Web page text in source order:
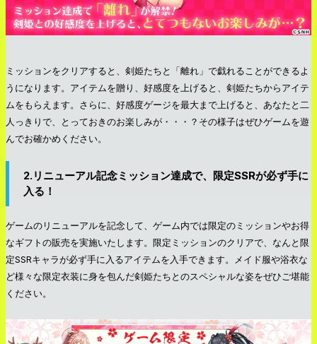
ミッションをクリアすると、剣姫たちと「離れ」で戯れることができるよ
うになります。アイテムを贈り、好感度を上げると、剣姫たちからアイテ
ムをもらえます。さらに、好感度ゲージを最大まで上げると、あなたと二
人っきりで、とっておきのお楽しみが・・・？その様子はぜひゲームを遊
んでお確かめください。
2.リニューアル記念ミッション達成で、限定SSRが必ず手に
入る！
ゲームのリニューアルを記念して、ゲーム内では限定のミッションやお得
なギフトの販売を実施いたします。限定ミッションのクリアで、なんと限
定SSRキャラが必ず手に入るアイテムを入手できます。メイド服や浴衣な
ど様々な限定衣装に身を包んだ剣姫たちとのスペシャルな姿をぜひご堪能
ください。